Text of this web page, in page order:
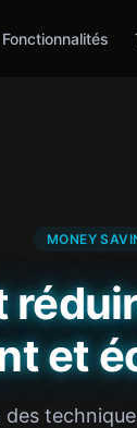
Fonctionnalités
MONEY
et
des